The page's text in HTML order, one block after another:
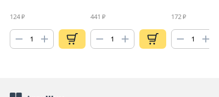
124 ₽ 441 ₽ 172 ₽